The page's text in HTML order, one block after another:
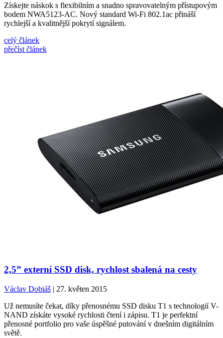
Získejte náskok s flexibilním a snadno spravovatelným přístupovým
bodem NWA5123-AC. Nový standard Wi-Fi 802.1ac přináší
rychlejší a kvalitnější pokrytí signálem.
celý článek
přečíst článek
2,5” externí SSD disk, rychlost sbalená na cesty
Václav Dobiáš | 27. květen 2015
Už nemusíte čekat, díky přenosnému SSD disku T1 s technologií V-
NAND získáte vysoké rychlosti čtení i zápisu. T1 je perfektní
přenosné portfolio pro vaše úspěšné putování v dnešním digitálním
světě.